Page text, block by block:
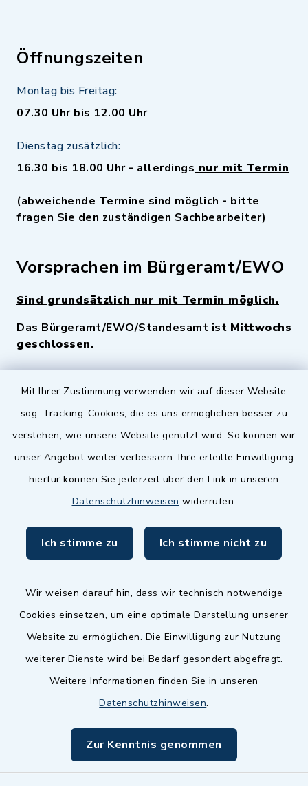
Mit Ihrer Zustimmung verwenden wir auf dieser Website
sog. Tracking-Cookies, die es uns ermöglichen besser zu
verstehen, wie unsere Website genutzt wird. So können wir
unser Angebot weiter verbessern. Ihre erteilte Einwilligung
hierfür können Sie jederzeit über den Link in unseren
Datenschutzhinweisen widerrufen.
Ich stimme zu Ich stimme nicht zu
Wir weisen darauf hin, dass wir technisch notwendige
Cookies einsetzen, um eine optimale Darstellung unserer
Website zu ermöglichen. Die Einwilligung zur Nutzung
weiterer Dienste wird bei Bedarf gesondert abgefragt.
Weitere Informationen finden Sie in unseren
Datenschutzhinweisen.
Zur Kenntnis genommen
Öffnungszeiten
Montag bis Freitag:
07.30 Uhr bis 12.00 Uhr
Dienstag zusätzlich:
16.30 bis 18.00 Uhr - allerdings nur mit Termin
(abweichende Termine sind möglich - bitte
fragen Sie den zuständigen Sachbearbeiter)
Vorsprachen im Bürgeramt/EWO
Sind grundsätzlich nur mit Termin möglich.
Das Bürgeramt/EWO/Standesamt ist Mittwochs
geschlossen.
Quicklinks
Zenngrund Allianz
Dillenberggruppe
inixmedia GmbH
Barrierefreiheit
Impressum